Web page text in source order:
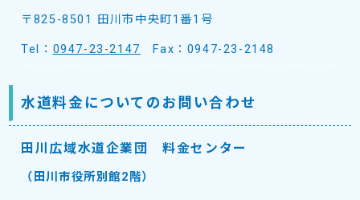
〒825-8501 田川市中央町1番1号
Tel： 0947-23-2147 Fax：0947-23-2148
水道料金についてのお問い合わせ
田川広域水道企業団 料金センター
（田川市役所別館2階）